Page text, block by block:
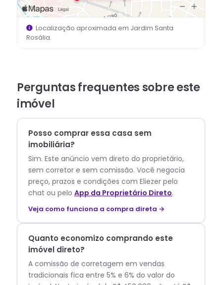
Localização aproximada em Jardim Santa
Rosália.
Perguntas frequentes sobre este
imóvel
Posso comprar essa casa sem
imobiliária?
Sim. Este anúncio vem direto do proprietário,
sem corretor e sem comissão. Você negocia
preço, prazos e condições com Eliezer pelo
chat ou pelo App da Proprietário Direto.
Veja como funciona a compra direta →
Quanto economizo comprando este
imóvel direto?
A comissão de corretagem em vendas
tradicionais fica entre 5% e 6% do valor do